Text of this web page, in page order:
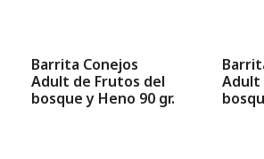
Barrita Conejos
Adult de Frutos del
bosque y Heno 90 gr.
Adult